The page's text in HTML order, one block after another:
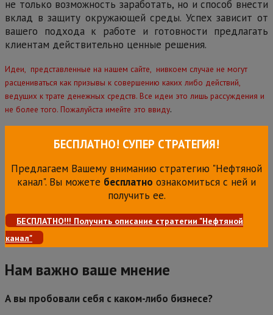
не только возможность заработать, но и способ внести
вклад в защиту окружающей среды. Успех зависит от
вашего подхода к работе и готовности предлагать
клиентам действительно ценные решения.
Идеи, представленные на нашем сайте, нивкоем случае не могут
расцениваться как призывы к совершению каких либо действий,
ведущих к трате денежных средств. Все идеи это лишь рассуждения и
не более того. Пожалуйста имейте это ввиду.
БЕСПЛАТНО! СУПЕР СТРАТЕГИЯ!
Предлагаем Вашему вниманию стратегию "Нефтяной
канал". Вы можете бесплатно ознакомиться с ней и
получить ее.
БЕСПЛАТНО!!! Получить описание стратегии "Нефтяной
канал"
Нам важно ваше мнение
А вы пробовали себя с каком-либо бизнесе?